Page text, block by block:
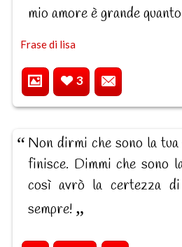
mio amore è grande
Frase di lisa
3
Non dirmi che sono la
finisce. Dimmi che sono
così avrò la certezza
sempre!